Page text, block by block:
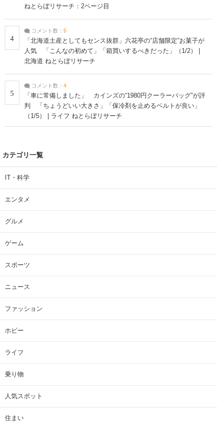
ねとらぼリサーチ：2ページ目
4
コメント数： 5
「北海道土産としてもセンス抜群」六花亭の“店舗限定”お菓子が
人気 「こんなの初めて」「箱買いするべきだった」（1/2） |
北海道 ねとらぼリサーチ
5
コメント数： 4
「車に常備しました」 カインズの“1980円クーラーバッグ”が評
判 「ちょうどいい大きさ」「保冷剤を止めるベルトが良い」
（1/5） | ライフ ねとらぼリサーチ
カテゴリ一覧
IT・科学
エンタメ
グルメ
ゲーム
スポーツ
ニュース
ファッション
ホビー
ライフ
乗り物
人気スポット
住まい